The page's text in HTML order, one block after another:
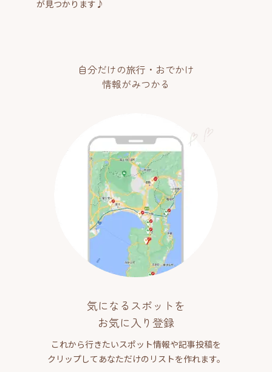
が見つかります♪
自分だけの旅行・おでかけ
情報がみつかる
気になるスポットを
お気に入り登録
これから行きたいスポット情報や記事投稿を
クリップしてあなただけのリストを作れます。